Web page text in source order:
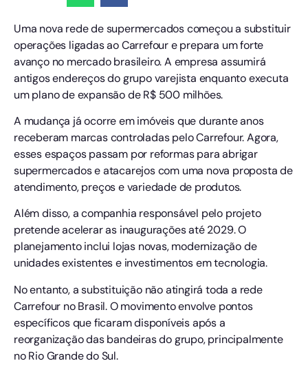
Uma nova rede de supermercados começou a substituir
operações ligadas ao Carrefour e prepara um forte
avanço no mercado brasileiro. A empresa assumirá
antigos endereços do grupo varejista enquanto executa
um plano de expansão de R$ 500 milhões.
A mudança já ocorre em imóveis que durante anos
receberam marcas controladas pelo Carrefour. Agora,
esses espaços passam por reformas para abrigar
supermercados e atacarejos com uma nova proposta de
atendimento, preços e variedade de produtos.
Além disso, a companhia responsável pelo projeto
pretende acelerar as inaugurações até 2029. O
planejamento inclui lojas novas, modernização de
unidades existentes e investimentos em tecnologia.
No entanto, a substituição não atingirá toda a rede
Carrefour no Brasil. O movimento envolve pontos
específicos que ficaram disponíveis após a
reorganização das bandeiras do grupo, principalmente
no Rio Grande do Sul.